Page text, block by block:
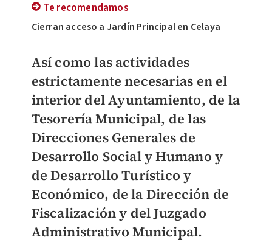
Te recomendamos
Cierran acceso a Jardín Principal en Celaya
Así como las actividades
estrictamente necesarias en el
interior delAyuntamiento, de la
Tesorería Municipal, de las
Direcciones Generales de
Desarrollo Social y Humano y
de Desarrollo Turístico y
Económico, de la Dirección de
Fiscalización y del Juzgado
Administrativo Municipal.